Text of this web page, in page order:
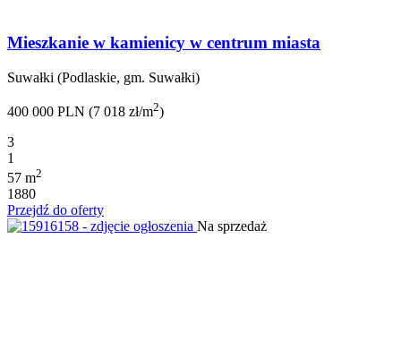
Mieszkanie w kamienicy w centrum miasta
Suwałki (Podlaskie, gm. Suwałki)
400 000 PLN (7 018 zł/m2)
3
1
57 m2
1880
Przejdź do oferty
Na sprzedaż